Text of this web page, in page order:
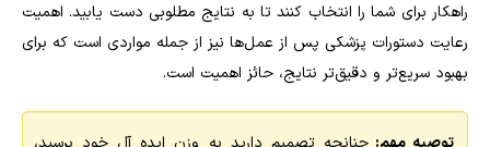
راهکار برای شما را انتخاب کنند تا به نتایج مطلوبی دست یابید. اهمیت
رعایت دستورات پزشکی پس از عمل‌ها نیز از جمله مواردی است که برای
بهبود سریع‌تر و دقیق‌تر نتایج، حائز اهمیت است.